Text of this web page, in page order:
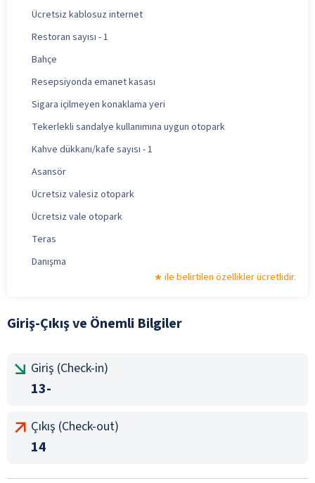
Ücretsiz kablosuz internet
Restoran sayısı - 1
Bahçe
Resepsiyonda emanet kasası
Sigara içilmeyen konaklama yeri
Tekerlekli sandalye kullanımına uygun otopark
Kahve dükkanı/kafe sayısı - 1
Asansör
Ücretsiz valesiz otopark
Ücretsiz vale otopark
Teras
Danışma
ile belirtilen özellikler ücretlidir.
Giriş-Çıkış ve Önemli Bilgiler
Giriş (Check-in)
13-
Çıkış (Check-out)
14